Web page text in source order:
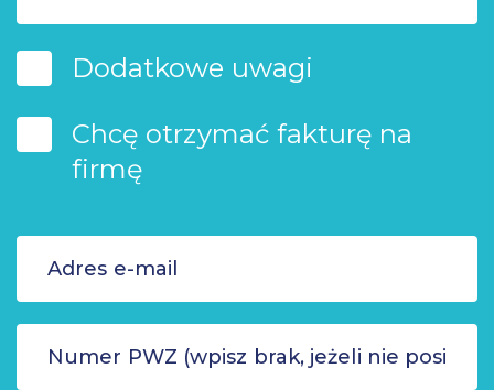
Dodatkowe uwagi
Chcę otrzymać fakturę na
firmę